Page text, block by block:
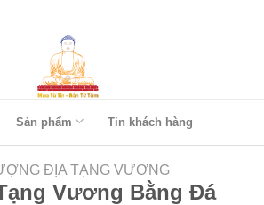
Sản phẩm Tin khách hàng
ĐỊA TẠNG VƯƠNG
Vương Bằng Đá